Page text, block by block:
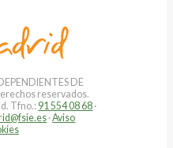
DE
reservados.
Tfno.: 91 554 08 68 ·
·Aviso